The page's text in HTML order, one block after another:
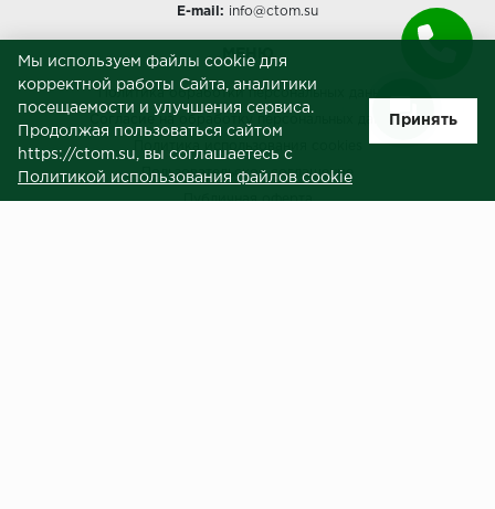
E-mail: info@ctom.su
МЕНЮ
Политика обработки персональных данных
Согласие на обработку персональных данных
Пользовательское соглашение
Публичная оферта
Мы используем файлы cookie для
корректной работы Сайта, аналитики
посещаемости и улучшения сервиса.
Продолжая пользоваться сайтом
https://ctom.su, вы соглашаетесь с
Политикой использования файлов cookie
Принять